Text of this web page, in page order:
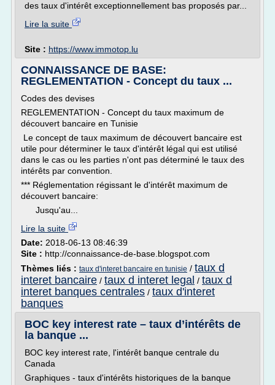
des taux d'intérêt exceptionnellement bas proposés par...
Lire la suite
Site : https://www.immotop.lu
CONNAISSANCE DE BASE:
REGLEMENTATION - Concept du taux ...
Codes des devises
REGLEMENTATION - Concept du taux maximum de
découvert bancaire en Tunisie
Le concept de taux maximum de découvert bancaire est
utile pour déterminer le taux d'intérêt légal qui est utilisé
dans le cas ou les parties n'ont pas déterminé le taux des
intérêts par convention.
*** Réglementation régissant le d'intérêt maximum de
découvert bancaire:
Jusqu'au...
Lire la suite
Date: 2018-06-13 08:46:39
Site : http://connaissance-de-base.blogspot.com
Thèmes liés : taux d'interet bancaire en tunisie / taux d
interet bancaire / taux d interet legal / taux d
interet banques centrales / taux d'interet
banques
BOC key interest rate – taux d’intérêts de
la banque ...
BOC key interest rate, l'intérêt banque centrale du
Canada
Graphiques - taux d'intérêts historiques de la banque